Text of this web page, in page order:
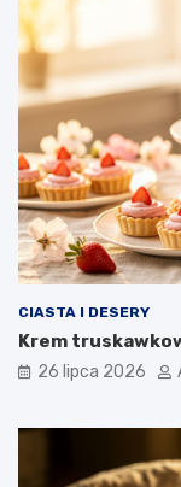
CIASTA I DESERY
Krem
26 lipca 2026